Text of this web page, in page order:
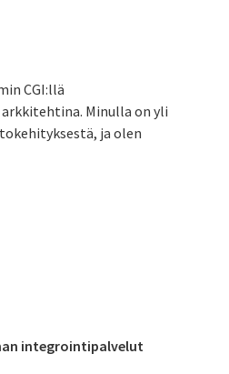
CGI:llä
Minulla on yli
ja olen
integrointipalvelut